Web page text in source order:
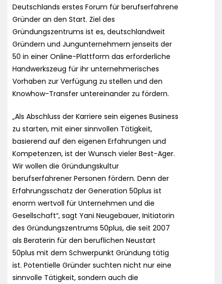
Deutschlands erstes Forum für berufserfahrene
Gründer an den Start. Ziel des
Gründungszentrums ist es, deutschlandweit
Gründern und Jungunternehmern jenseits der
50 in einer Online-Plattform das erforderliche
Handwerkszeug für ihr unternehmerisches
Vorhaben zur Verfügung zu stellen und den
Knowhow-Transfer untereinander zu fördern.
„Als Abschluss der Karriere sein eigenes Business
zu starten, mit einer sinnvollen Tätigkeit,
basierend auf den eigenen Erfahrungen und
Kompetenzen, ist der Wunsch vieler Best-Ager.
Wir wollen die Gründungskultur
berufserfahrener Personen fördern. Denn der
Erfahrungsschatz der Generation 50plus ist
enorm wertvoll für Unternehmen und die
Gesellschaft“, sagt Yani Neugebauer, Initiatorin
des Gründungszentrums 50plus, die seit 2007
als Beraterin für den beruflichen Neustart
50plus mit dem Schwerpunkt Gründung tätig
ist. Potentielle Gründer suchten nicht nur eine
sinnvolle Tätigkeit, sondern auch die